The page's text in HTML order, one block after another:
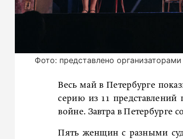
Фото: представлено организаторами
Весь май в Петербурге
серию из 11
войне. Завтра в Петербурге
Пять женщин с разными